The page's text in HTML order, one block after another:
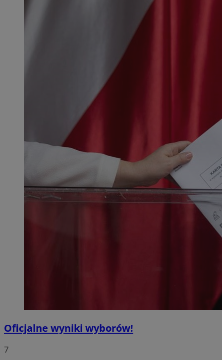
Oficjalne wyniki wyborów!
7